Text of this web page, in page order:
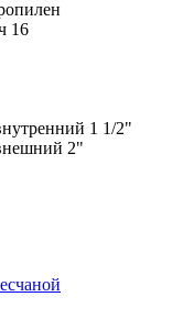
16
1 1/2"
2"